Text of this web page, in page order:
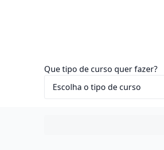
Que tipo de curso quer fazer?